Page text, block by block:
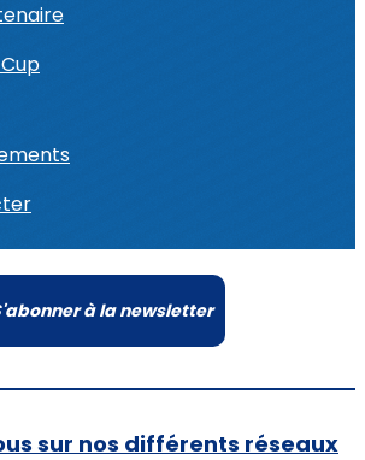
à la newsletter
sur nos différents réseaux